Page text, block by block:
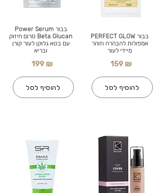
בבור Power Serum
Beta Glucan סרום חיזוק
עם בטא גלוקן לעור קורן
ובריא
199 ₪
להוסיף לסל
בבור PERFECT GLOW
אמפולות להבהרה וזוהר
מיידי לעור
159 ₪
להוסיף לסל